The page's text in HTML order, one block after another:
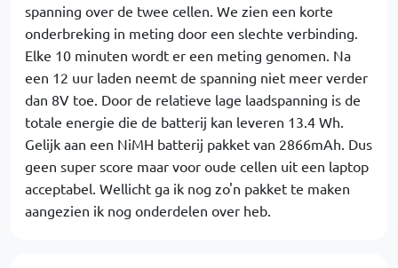
spanning over de twee cellen. We zien een korte
onderbreking in meting door een slechte verbinding.
Elke 10 minuten wordt er een meting genomen. Na
een 12 uur laden neemt de spanning niet meer verder
dan 8V toe. Door de relatieve lage laadspanning is de
totale energie die de batterij kan leveren 13.4 Wh.
Gelijk aan een NiMH batterij pakket van 2866mAh. Dus
geen super score maar voor oude cellen uit een laptop
acceptabel. Wellicht ga ik nog zo'n pakket te maken
aangezien ik nog onderdelen over heb.